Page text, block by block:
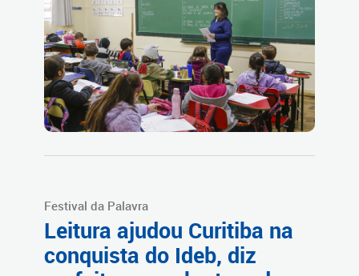
Festival da Palavra
Leitura ajudou Curitiba na
conquista do Ideb, diz